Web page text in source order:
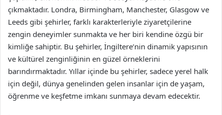
çıkmaktadır. Londra, Birmingham, Manchester, Glasgow ve
Leeds gibi şehirler, farklı karakterleriyle ziyaretçilerine
zengin deneyimler sunmakta ve her biri kendine özgü bir
kimliğe sahiptir. Bu şehirler, İngiltere’nin dinamik yapısının
ve kültürel zenginliğinin en güzel örneklerini
barındırmaktadır. Yıllar içinde bu şehirler, sadece yerel halk
için değil, dünya genelinden gelen insanlar için de yaşam,
öğrenme ve keşfetme imkanı sunmaya devam edecektir.